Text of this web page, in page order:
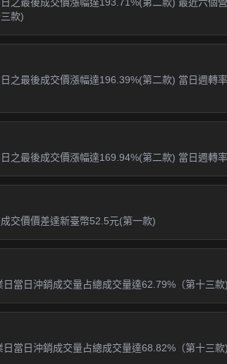
款)
最後成交價漲幅達196.39%(第二款) 當日週轉
之最後成交價漲幅達169.94%(第二款) 當日週轉
交價價差達新臺幣52.5元(第一款)
當日沖銷成交量占總成交量達62.79%（第十三款)
當日沖銷成交量占總成交量達68.82%（第十三款)